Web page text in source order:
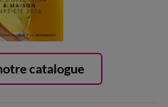
catalogue